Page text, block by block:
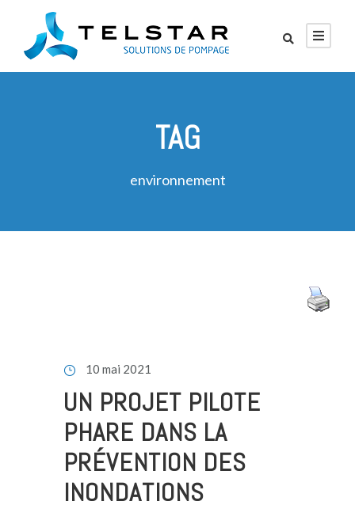
TAG
environnement
10 mai 2021
UN PROJET PILOTE
PHARE DANS LA
PRÉVENTION DES
INONDATIONS